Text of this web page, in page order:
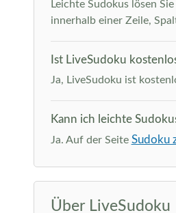
Leichte Sudokus lösen
innerhalb einer Zeile,
Ist LiveSudoku
Ja, LiveSudoku ist
Kann ich leichte
Ja. Auf der Seite Sudoku
Über LiveSudoku